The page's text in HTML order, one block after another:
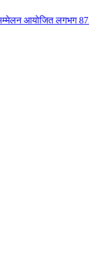
करोड़ लागत